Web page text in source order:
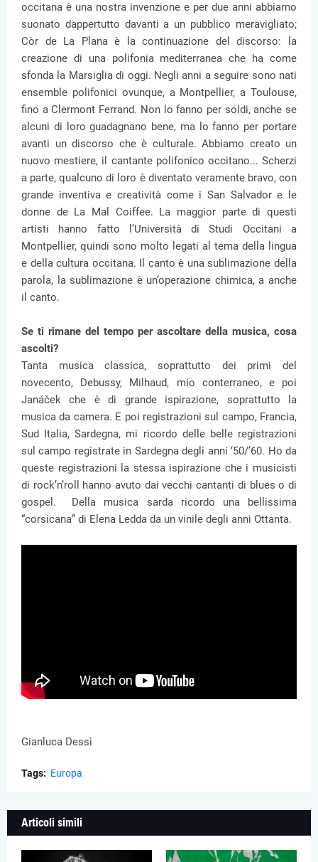
occitana è una nostra invenzione e per due anni abbiamo
suonato dappertutto davanti a un pubblico meravigliato;
Còr de La Plana è la continuazione del discorso: la
creazione di una polifonia mediterranea che ha come
sfonda la Marsiglia di oggi. Negli anni a seguire sono nati
ensemble polifonici ovunque, a Montpellier, a Toulouse,
fino a Clermont Ferrand. Non lo fanno per soldi, anche se
alcuni di loro guadagnano bene, ma lo fanno per portare
avanti un discorso che è culturale. Abbiamo creato un
nuovo mestiere, il cantante polifonico occitano... Scherzi
a parte, qualcuno di loro è diventato veramente bravo, con
grande inventiva e creatività come i San Salvador e le
donne de La Mal Coiffee. La maggior parte di questi
artisti hanno fatto l’Università di Studi Occitani a
Montpellier, quindi sono molto legati al tema della lingua
e della cultura occitana. Il canto è una sublimazione della
parola, la sublimazione è un’operazione chimica, a anche
il canto.
Se ti rimane del tempo per ascoltare della musica, cosa
ascolti?
Tanta musica classica, soprattutto dei primi del
novecento, Debussy, Milhaud, mio conterraneo, e poi
Janáček che è di grande ispirazione, soprattutto la
musica da camera. E poi registrazioni sul campo, Francia,
Sud Italia, Sardegna, mi ricordo delle belle registrazioni
sul campo registrate in Sardegna degli anni ‘50/’60. Ho da
queste registrazioni la stessa ispirazione che i musicisti
di rock’n’roll hanno avuto dai vecchi cantanti di blues o di
gospel. Della musica sarda ricordo una bellissima
“corsicana” di Elena Ledda da un vinile degli anni Ottanta.
Gianluca Dessì
Tags: Europa
Articoli simili